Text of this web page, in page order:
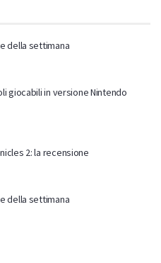
della settimana
giocabili in versione Nintendo
2: la recensione
della settimana